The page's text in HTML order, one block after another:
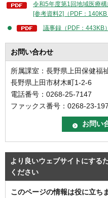
令和5年度第1回地域医療
[参考資料2]（PDF：140KB
議事録（PDF：443KB）
お問い合わせ
所属課室：長野県上田保健福
長野県上田市材木町1-2-6
電話番号：0268-25-7147
ファックス番号：0268-23-
より良いウェブサイトにする
ください
このページの情報は役に立ち